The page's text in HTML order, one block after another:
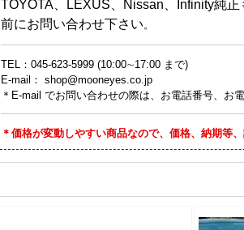
TOYOTA、LEXUS、Nissan、Infinity純
前にお問い合わせ下さい。
TEL：045-623-5999 (10:00∼17:00 まで)
E-mail： shop@mooneyes.co.jp
＊E-mail でお問い合わせの際は、お電話番号、お
＊価格が変動しやすい商品なので、価格、納期等